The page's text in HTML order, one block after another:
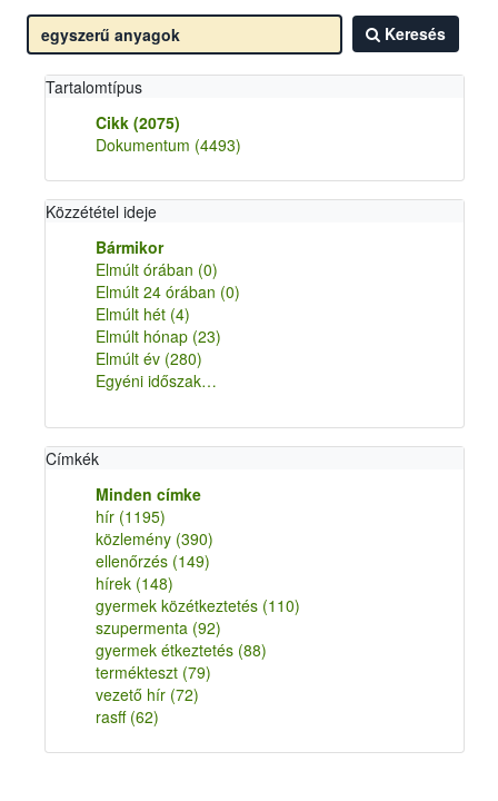
Keresés
Tartalomtípus
Cikk (2075)
Dokumentum (4493)
Közzététel ideje
Bármikor
Elmúlt órában (0)
Elmúlt 24 órában (0)
Elmúlt hét (4)
Elmúlt hónap (23)
Elmúlt év (280)
Egyéni időszak…
Címkék
Minden címke
hír (1195)
közlemény (390)
ellenőrzés (149)
hírek (148)
gyermek közétkeztetés (110)
szupermenta (92)
gyermek étkeztetés (88)
termékteszt (79)
vezető hír (72)
rasff (62)